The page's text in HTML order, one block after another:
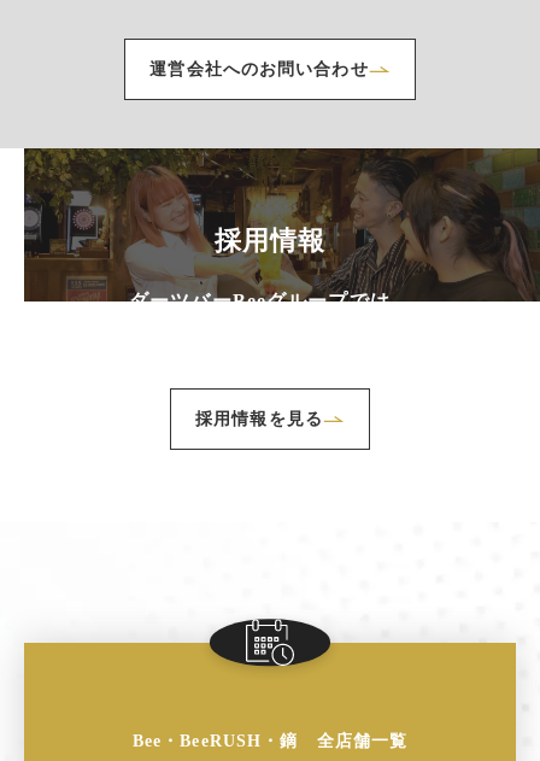
運営会社へのお問い合わせ
採用情報
ダーツバーBeeグループでは、
採用情報を見る
Bee・BeeRUSH・鏑 全店舗一覧